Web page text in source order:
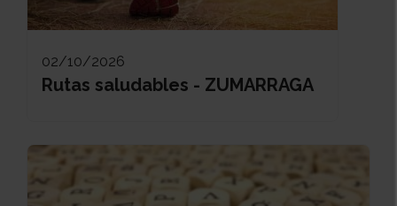
02/10/2026
Rutas saludables - ZUMARRAGA